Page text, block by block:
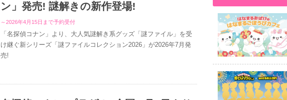
ン」発売! 謎解きの新作登場!
～2026年4月15日まで予約受付
「名探偵コナン」より、大人気謎解き系グッズ「謎ファイル」を受
け継ぐ新シリーズ「謎ファイルコレクション2026」が2026年7月発
売!